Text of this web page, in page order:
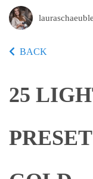
lauraschaeuble
BACK
25